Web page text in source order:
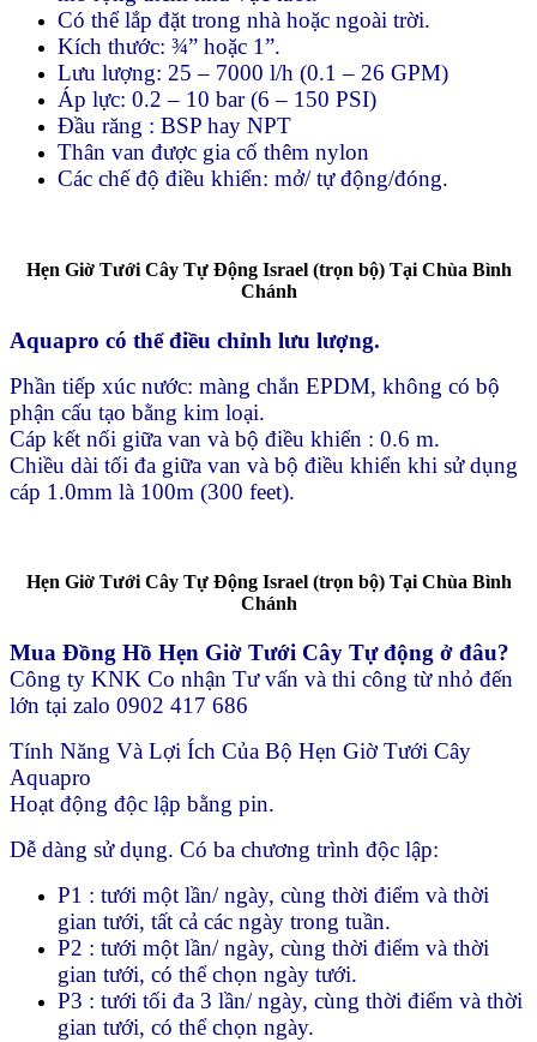
Có thể lắp đặt trong nhà hoặc ngoài trời.
Kích thước: ¾” hoặc 1”.
Lưu lượng: 25 – 7000 l/h (0.1 – 26 GPM)
Áp lực: 0.2 – 10 bar (6 – 150 PSI)
Đầu răng : BSP hay NPT
Thân van được gia cố thêm nylon
Các chế độ điều khiển: mở/ tự động/đóng.
Hẹn Giờ Tưới Cây Tự Động Israel (trọn bộ) Tại Chùa Bình
Chánh
Aquapro có thể điều chỉnh lưu lượng.
Phần tiếp xúc nước: màng chắn EPDM, không có bộ
phận cấu tạo bằng kim loại.
Cáp kết nối giữa van và bộ điều khiển : 0.6 m.
Chiều dài tối đa giữa van và bộ điều khiển khi sử dụng
cáp 1.0mm là 100m (300 feet).
Hẹn Giờ Tưới Cây Tự Động Israel (trọn bộ) Tại Chùa Bình
Chánh
Mua Đồng Hồ Hẹn Giờ Tưới Cây Tự động ở đâu?
Công ty KNK Co nhận Tư vấn và thi công từ nhỏ đến
lớn tại zalo 0902 417 686
Tính Năng Và Lợi Ích Của Bộ Hẹn Giờ Tưới Cây
Aquapro
Hoạt động độc lập bằng pin.
Dễ dàng sử dụng. Có ba chương trình độc lập:
P1 : tưới một lần/ ngày, cùng thời điểm và thời
gian tưới, tất cả các ngày trong tuần.
P2 : tưới một lần/ ngày, cùng thời điểm và thời
gian tưới, có thể chọn ngày tưới.
P3 : tưới tối đa 3 lần/ ngày, cùng thời điểm và thời
gian tưới, có thể chọn ngày.